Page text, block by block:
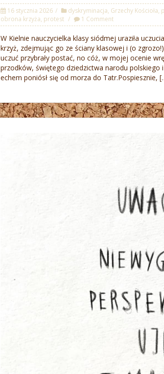
16 stycznia 2026 dyskryminacja, Grzechy Kościoła,
obrona krzyża, protest 1 Comment
W Kielnie nauczycielka klasy siódmej uraziła
krzyż, zdejmując go ze ściany klasowej i (o
uczuć przybrały postać, no cóż, w mojej ocenie
przodków, świętego dziedzictwa narodu polskiego
echem poniósł się od morza do Tatr.Pospiesznie,